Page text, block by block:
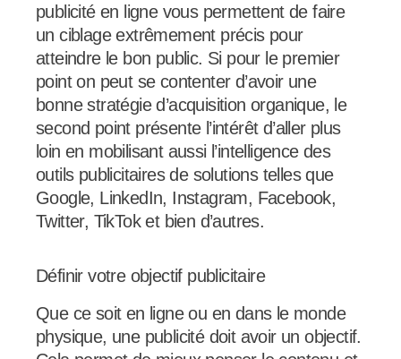
publicité en ligne vous permettent de faire
un ciblage extrêmement précis pour
atteindre le bon public. Si pour le premier
point on peut se contenter d’avoir une
bonne stratégie d’acquisition organique, le
second point présente l’intérêt d’aller plus
loin en mobilisant aussi l’intelligence des
outils publicitaires de solutions telles que
Google, LinkedIn, Instagram, Facebook,
Twitter, TikTok et bien d’autres.
Définir votre objectif publicitaire
Que ce soit en ligne ou en dans le monde
physique, une publicité doit avoir un objectif.